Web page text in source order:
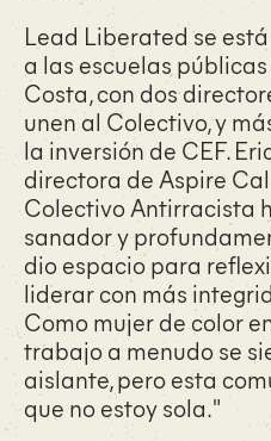
Lead Liberated se
a las escuelas
Costa, con dos
unen al Colectivo, y
la inversión de CEF.
directora de Aspire Cal
Colectivo Antirracista
sanador y
dio espacio para
liderar con más
Como mujer de color
trabajo a menudo se
aislante, pero esta
que no estoy sola."